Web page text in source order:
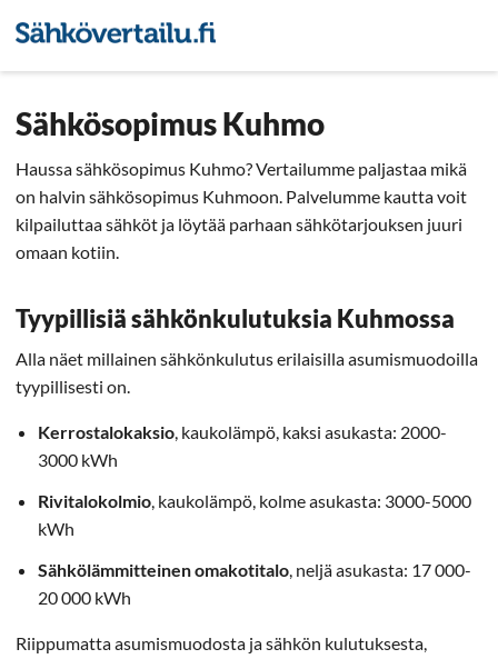
Sähkösopimus Kuhmo
Haussa sähkösopimus Kuhmo? Vertailumme paljastaa mikä
on halvin sähkösopimus Kuhmoon. Palvelumme kautta voit
kilpailuttaa sähköt ja löytää parhaan sähkötarjouksen juuri
omaan kotiin.
Tyypillisiä sähkönkulutuksia Kuhmossa
Alla näet millainen sähkönkulutus erilaisilla asumismuodoilla
tyypillisesti on.
Kerrostalokaksio, kaukolämpö, kaksi asukasta: 2000-
3000 kWh
Rivitalokolmio, kaukolämpö, kolme asukasta: 3000-5000
kWh
Sähkölämmitteinen omakotitalo, neljä asukasta: 17 000-
20 000 kWh
Riippumatta asumismuodosta ja sähkön kulutuksesta,